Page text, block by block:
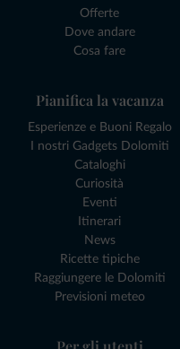
Offerte
Dove andare
Cosa fare
Pianifica la vacanza
Esperienze e Buoni Regalo
I nostri Gadgets Dolomiti
Cataloghi
Curiosità
Eventi
Itinerari
News
Ricette tipiche
Raggiungere le Dolomiti
Previsioni meteo